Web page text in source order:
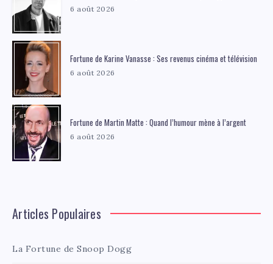
6 août 2026
Fortune de Karine Vanasse : Ses revenus cinéma et télévision
6 août 2026
Fortune de Martin Matte : Quand l’humour mène à l’argent
6 août 2026
Articles Populaires
La Fortune de Snoop Dogg